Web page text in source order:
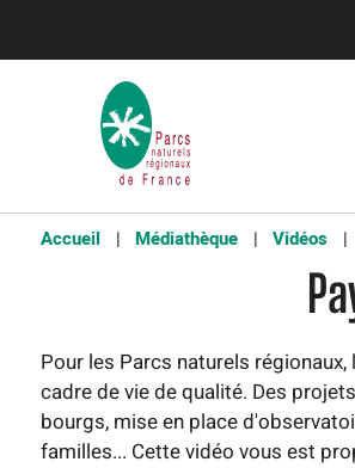
Accueil Médiathèque Vidéos
Pour les Parcs naturels
cadre de vie de qualité. Des
bourgs, mise en place
familles... Cette vidéo vous est